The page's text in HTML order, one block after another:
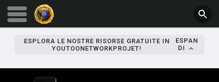
ESPLORA LE NOSTRE RISORSE GRATUITE IN
YOUTOONETWORKPROJET!
ESPAN
DI